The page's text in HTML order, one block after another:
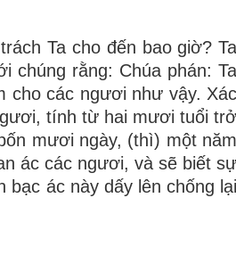
Ta cho đến bao giờ? Ta
chúng rằng: Chúa phán: Ta
cho các ngươi như vậy. Xác
tính từ hai mươi tuổi trở
mươi ngày, (thì) một năm
ác các ngươi, và sẽ biết sự
bạc ác này dấy lên chống lại